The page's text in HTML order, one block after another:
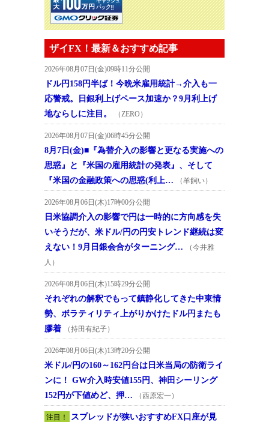
ザイFX！最新＆おすすめ記事
2026年08月07日(金)09時11分公開
ドル円158円半ば！今晩米雇用統計→介入も一
応警戒。日銀利上げペース加速か？9月利上げ
地ならしに注目。
（ZERO）
2026年08月07日(金)06時45分公開
8月7日(金)■『為替介入の影響と更なる実施への
思惑』と『米国の雇用統計の発表』、そして
『米国の金融政策への思惑(利上…
（羊飼い）
2026年08月06日(木)17時00分公開
日米協調介入の影響で円は一時的に方向感を失
いそうだが、米ドル/円の円安トレンド継続は変
えない！9月日銀会合がターニング…
（今井雅
人）
2026年08月06日(木)15時29分公開
それぞれの解釈でもって鎮静化してきた中東情
勢、ボラティリティ上がりかけたドル円またも
膠着
（持田有紀子）
2026年08月06日(木)13時20分公開
米ドル/円の160～162円台は日米当局の防衛ライ
ンに！ GW介入時安値155円、神田シーリング
152円が下値めど、押…
（西原宏一）
注目！ スプレッドが狭いおすすめFX口座が見